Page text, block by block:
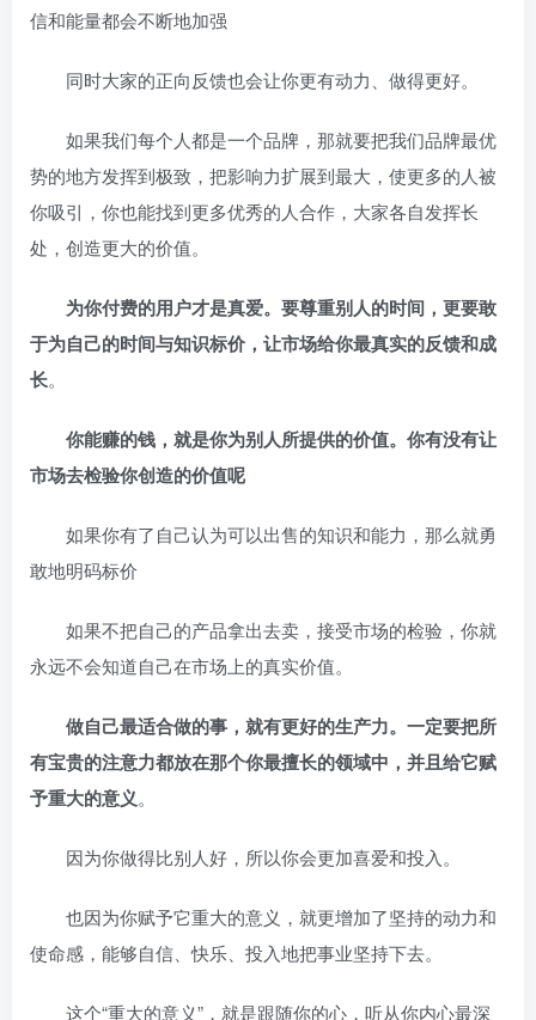
信和能量都会不断地加强
同时大家的正向反馈也会让你更有动力、做得更好。
如果我们每个人都是一个品牌，那就要把我们品牌最优
势的地方发挥到极致，把影响力扩展到最大，使更多的人被
你吸引，你也能找到更多优秀的人合作，大家各自发挥长
处，创造更大的价值。
为你付费的用户才是真爱。要尊重别人的时间，更要敢
于为自己的时间与知识标价，让市场给你最真实的反馈和成
长。
你能赚的钱，就是你为别人所提供的价值。你有没有让
市场去检验你创造的价值呢
如果你有了自己认为可以出售的知识和能力，那么就勇
敢地明码标价
如果不把自己的产品拿出去卖，接受市场的检验，你就
永远不会知道自己在市场上的真实价值。
做自己最适合做的事，就有更好的生产力。一定要把所
有宝贵的注意力都放在那个你最擅长的领域中，并且给它赋
予重大的意义。
因为你做得比别人好，所以你会更加喜爱和投入。
也因为你赋予它重大的意义，就更增加了坚持的动力和
使命感，能够自信、快乐、投入地把事业坚持下去。
这个“重大的意义”，就是跟随你的心，听从你内心最深